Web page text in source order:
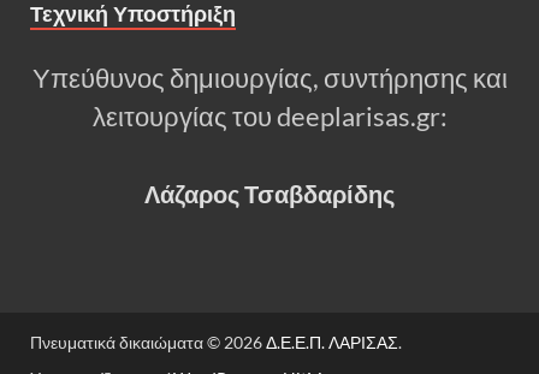
Τεχνική Υποστήριξη
Υπεύθυνος δημιουργίας, συντήρησης και
λειτουργίας του deeplarisas.gr:
Λάζαρος Τσαβδαρίδης
Πνευματικά δικαιώματα © 2026Δ.Ε.Ε.Π. ΛΑΡΙΣΑΣ.